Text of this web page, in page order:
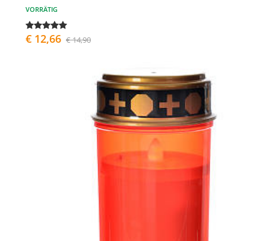
VORRÄTIG
€ 12,66 € 14,90